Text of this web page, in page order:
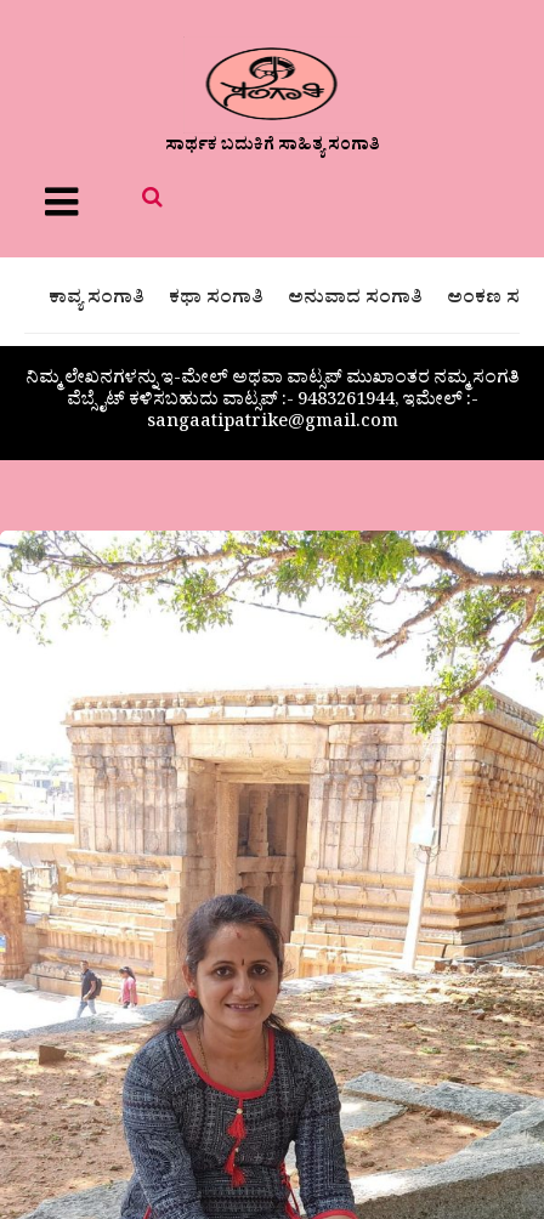
ಸಾರ್ಥಕ ಬದುಕಿಗೆ ಸಾಹಿತ್ಯ ಸಂಗಾತಿ
Menu
ಕಾವ್ಯ ಸಂಗಾತಿ ಕಥಾ ಸಂಗಾತಿ ಅನುವಾದ ಸಂಗಾತಿ ಅಂಕಣ
ನಿಮ್ಮ ಲೇಖನಗಳನ್ನು ಇ-ಮೇಲ್ ಅಥವಾ ವಾಟ್ಸಪ್ ಮುಖಾಂತರ ನಮ್ಮ ಸಂಗತಿ
ವೆಬ್ಸೈಟ್ ಕಳಿಸಬಹುದು ವಾಟ್ಸಪ್‌ :- 9483261944, ಇಮೇಲ್ :-
sangaatipatrike@gmail.com
ಅರ್ಚನಾ
ಯಳಬೇರುರವರ
ಗಜಲ್